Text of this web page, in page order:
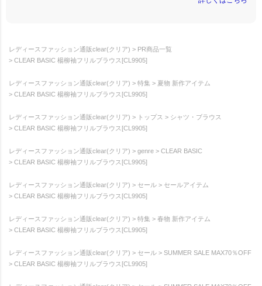
レディースファッション通販clear(クリア)
PR商品一覧
CLEAR BASIC 楊柳袖フリルブラウス[CL9905]
レディースファッション通販clear(クリア) 特集
夏物 新作アイテム
CLEAR BASIC 楊柳袖フリルブラウス[CL9905]
レディースファッション通販clear(クリア) トップス
シャツ・ブラウス
CLEAR BASIC 楊柳袖フリルブラウス[CL9905]
レディースファッション通販clear(クリア) genre
CLEAR BASIC
CLEAR BASIC 楊柳袖フリルブラウス[CL9905]
レディースファッション通販clear(クリア) セール
セールアイテム
CLEAR BASIC 楊柳袖フリルブラウス[CL9905]
レディースファッション通販clear(クリア) 特集
春物 新作アイテム
CLEAR BASIC 楊柳袖フリルブラウス[CL9905]
レディースファッション通販clear(クリア) セール
SUMMER SALE MAX70％OFF
CLEAR BASIC 楊柳袖フリルブラウス[CL9905]